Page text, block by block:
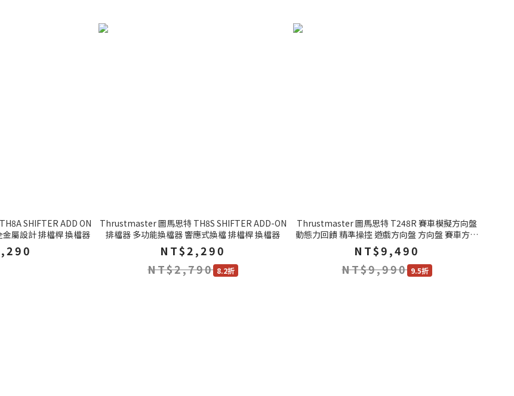
SHIFTER ADD ON
屬設計 排檔桿 換檔器
Thrustmaster 圖馬思特 TH8S SHIFTER ADD-ON
排檔器 多功能換檔器 響應式換檔 排檔桿 換檔器
NT$2,290
NT$2,790 8.2折
Thrustmaster 圖馬思特 T248R 賽車模擬方向盤
動態力回饋 精準操控 遊戲方向盤 方向盤 賽車方向
盤
NT$9,490
NT$9,990 9.5折